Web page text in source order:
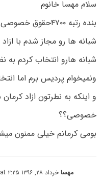
سلام مهسا خانوم
بنده رتبه ۴۷۰۰حقوق خصوصی شدم و ۴۱۲ حقوق خانواده
شبانه ها رو مجاز شدم با ازاد
شبانه هارو انتخاب کردم به
ونمیخوام پردیس برم اما
و اینکه به نطرتون ازاد
خصوصی؟؟
بومی کرمانم خیلی ممنون
مهساخرداد ۲۸, ۱۳۹۶ at ۲:۲۵ ق٫ظ